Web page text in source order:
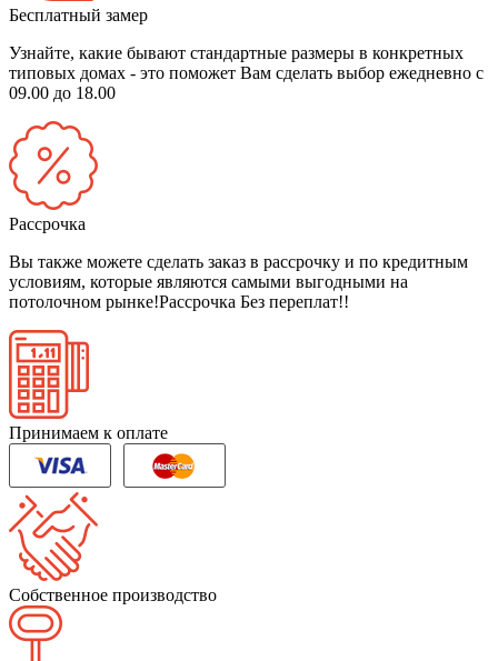
Бесплатный замер
Узнайте, какие бывают стандартные размеры в конкретных
типовых домах - это поможет Вам сделать выбор ежедневно с
09.00 до 18.00
Рассрочка
Вы также можете сделать заказ в рассрочку и по кредитным
условиям, которые являются самыми выгодными на
потолочном рынке!Рассрочка Без переплат!!
Принимаем к оплате
Собственное производство